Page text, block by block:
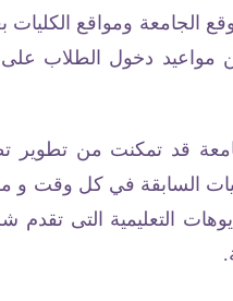
الجامعة ومواقع الكليات
عن مواعيد دخول الطلاب
قد تمكنت من تطوير
السابقة في كل وقت و
التعليمية التى تقدم